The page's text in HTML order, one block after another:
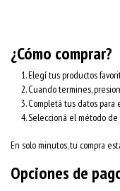
¿Cómo comprar?
Elegí tus productos
Cuando termines,
Completá tus datos para
Seleccioná el método
En solo minutos, tu compra
Opciones de